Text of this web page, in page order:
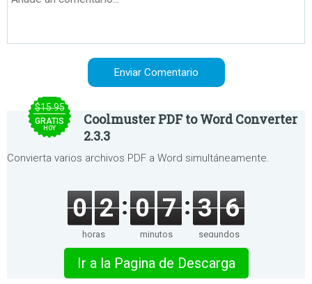
$15.95
GRATIS
HOY
Coolmuster PDF to Word Converter
2.3.3
Convierta varios archivos PDF a Word simultáneamente.
0 2
horas
0 7
minutos
3 6
segundos
Ir a la Pagina de Descarga